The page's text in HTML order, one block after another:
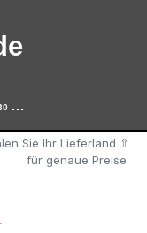

+49 (0)89 57951905 (15-18:30 Uhr)
Sie Ihr Lieferland ⇧
für genaue Preise.